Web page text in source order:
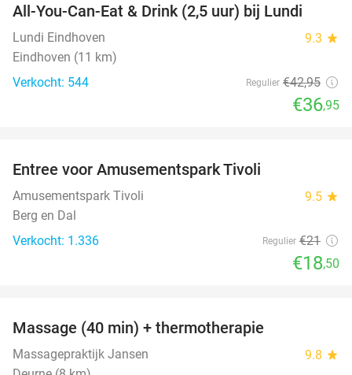
All-You-Can-Eat & Drink (2,5 uur) bij Lundi
Lundi Eindhoven 9.3 star
Eindhoven (11 km)
Verkocht: 544
Regulier €42,95
€36,95
Entree voor Amusementspark Tivoli
Amusementspark Tivoli 9.5 star
Berg en Dal
Verkocht: 1.336
Regulier €21
€18,50
Massage (40 min) + thermotherapie
Massagepraktijk Jansen 9.8 star